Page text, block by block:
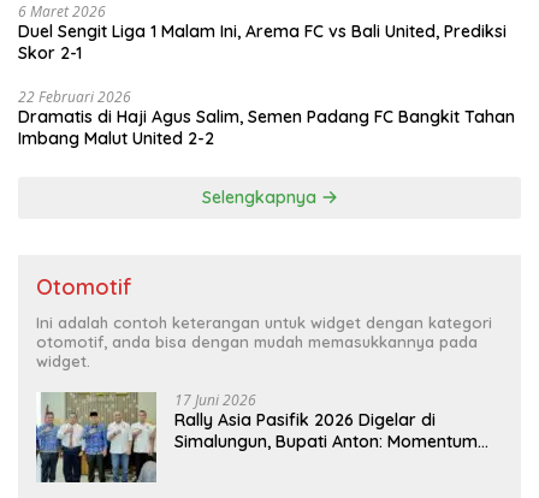
6 Maret 2026
Duel Sengit Liga 1 Malam Ini, Arema FC vs Bali United, Prediksi
Skor 2-1
22 Februari 2026
Dramatis di Haji Agus Salim, Semen Padang FC Bangkit Tahan
Imbang Malut United 2-2
Selengkapnya
Otomotif
Ini adalah contoh keterangan untuk widget dengan kategori
otomotif, anda bisa dengan mudah memasukkannya pada
widget.
17 Juni 2026
Rally Asia Pasifik 2026 Digelar di
Simalungun, Bupati Anton: Momentum